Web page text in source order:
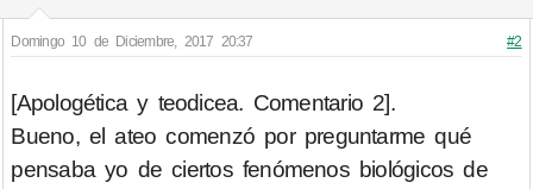
Domingo 10 de Diciembre, 2017 20:37 #2
[Apologética y teodicea. Comentario 2].
Bueno, el ateo comenzó por preguntarme qué
pensaba yo de ciertos fenómenos biológicos de